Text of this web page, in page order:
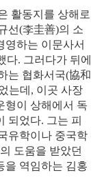
활동지를 상해로
선(李圭善)의 소
영하는 이문사서
다. 그러다가 뒤에
는 협화서국(協和
는데, 이곳 사장
형이 상해에서 독
되었다. 그는 피
유학이나 중국학
도움을 받았던
을 역임하는 김홍